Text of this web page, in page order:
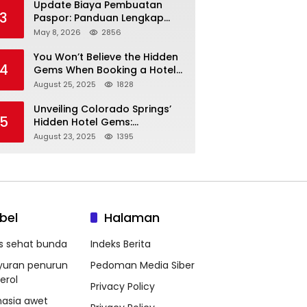
3
Update Biaya Pembuatan
Paspor: Panduan Lengkap
Tarif Resmi Negara!
May 8, 2026 2856
4
You Won’t Believe the Hidden
Gems When Booking a Hotel
in Louisville KY—From Cheap
August 25, 2025 1828
5
Unveiling Colorado Springs’
Hidden Hotel Gems:
Affordable Stays, Luxury
August 23, 2025 1395
sehat bunda
penurun
awet
Halaman
Indeks Berita
Pedoman Media Siber
Privacy Policy